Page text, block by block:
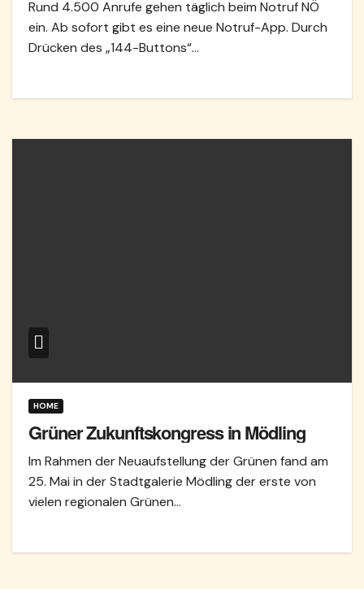
Rund 4.500 Anrufe gehen täglich beim Notruf NÖ
ein. Ab sofort gibt es eine neue Notruf-App. Durch
Drücken des „144-Buttons“…
HOME
Grüner Zukunftskongress in Mödling
Im Rahmen der Neuaufstellung der Grünen fand am
25. Mai in der Stadtgalerie Mödling der erste von
vielen regionalen Grünen…